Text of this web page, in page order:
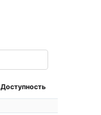
Доступность